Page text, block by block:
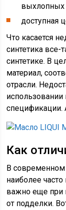
выхлопных
доступная
Что касается
синтетика все-
синтетике. В
материал,
отрасли.
использовании
спецификации.
Как
В
наиболее
важно еще при
от подделки.